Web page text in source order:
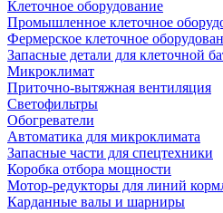
Клеточное оборудование
Промышленное клеточное
Фермерское клеточное
Запасные детали для клеточной
Микроклимат
Приточно-вытяжная вентиляция
Светофильтры
Обогреватели
Автоматика для микроклимата
Запасные части для спецтехники
Коробка отбора мощности
Мотор-редукторы для линий
Карданные валы и шарниры